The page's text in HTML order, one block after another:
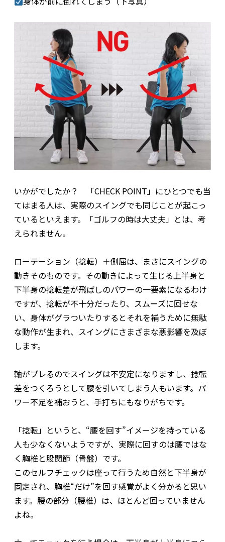
いかがでしたか？ 「CHECK POINT」にひとつでも当
てはまる人は、実際のスイングでも同じことが起こっ
ているといえます。「ゴルフの時は大丈夫」とは、考
えられません。
ローテーション（捻転）＋側屈は、まさにスイングの
動きそのものです。その動きによって生じる上半身と
下半身の捻転差が飛ばしのパワーの一要素になるわけ
ですが、捻転が不十分だったり、スムーズに回せな
い、身体がグラついたりするとそれを補うために無駄
な動作が生まれ、スイングにさまざまな悪影響を及ぼ
します。
軸がブレるのでスイングは不安定になりますし、捻転
差をつくろうとして腰を引いてしまう人もいます。パ
ワー不足を補おうと、手打ちにもなりがちです。
「捻転」というと、“腰を回す”イメージを持っている
人も少なくないようですが、実際に回すのは腰ではな
く胸椎と股関節（骨盤）です。
このセルフチェックは座って行うため自然と下半身が
固定され、胸椎“だけ”を回す感覚がよく分かると思い
ます。腰の部分（腰椎）は、ほとんど回っていません
よね。